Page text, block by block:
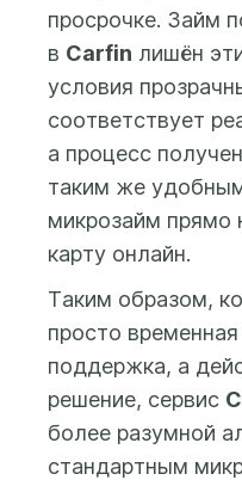
просрочке. Займ
в Carfin лишён
условия
соответствует
а процесс
таким же
микрозайм прямо
карту онлайн.
Таким образом,
просто
поддержка, а
решение, сервис
более разумной
стандартным